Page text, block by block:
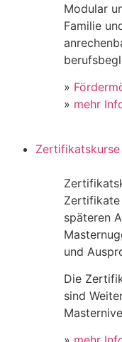
Modular
Familie
»
» mehr
Zertifikatskurse
Zertifikate
späteren
und
Die
sind